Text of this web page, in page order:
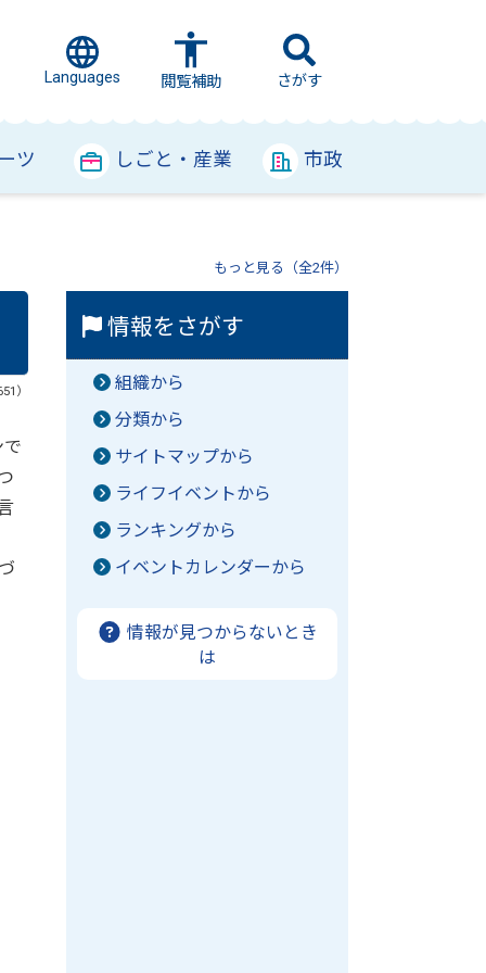
Languages 閲覧補助 さがす
ツ しごと・産業 市政
もっと見る（全2件）
）
情報をさがす
組織から
分類から
サイトマップから
ライフイベントから
ランキングから
イベントカレンダーから
情報が見つからないとき
は